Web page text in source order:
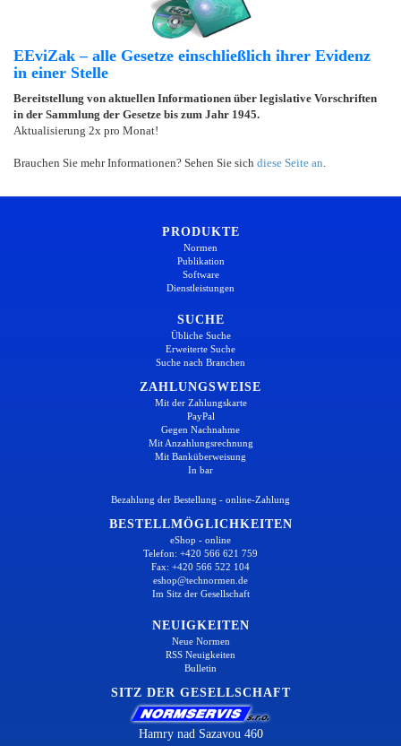
EEviZak – alle Gesetze einschließlich ihrer Evidenz
in einer Stelle
Bereitstellung von aktuellen Informationen über legislative Vorschriften
in der Sammlung der Gesetze bis zum Jahr 1945.
Aktualisierung 2x pro Monat!
Brauchen Sie mehr Informationen? Sehen Sie sich diese Seite an
PRODUKTE
Normen
Publikation
Software
Dienstleistungen
SUCHE
Übliche Suche
Erweiterte Suche
Suche nach Branchen
ZAHLUNGSWEISE
Mit der Zahlungskarte
PayPal
Gegen Nachnahme
Mit Anzahlungsrechnung
Mit Banküberweisung
In bar
Bezahlung der Bestellung - online-Zahlung
BESTELLMÖGLICHKEITEN
eShop - online
Telefon: +420 566 621 759
Fax: +420 566 522 104
eshop@technormen.de
Im Sitz der Gesellschaft
NEUIGKEITEN
Neue Normen
RSS Neuigkeiten
Bulletin
SITZ DER GESELLSCHAFT
Hamry nad Sazavou 460